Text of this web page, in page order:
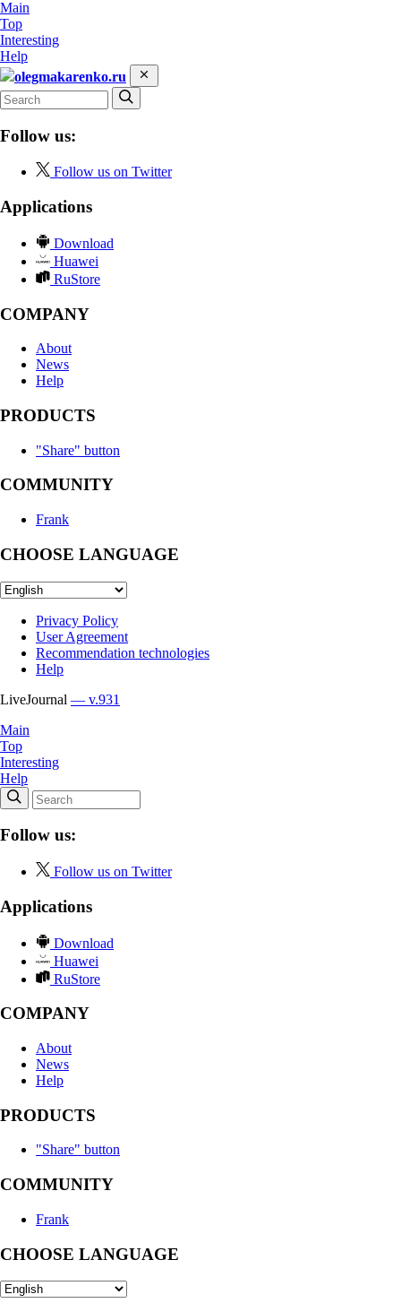
Main
Top
Interesting
Help
olegmakarenko.ru
Follow us:
Follow us on Twitter
Applications
Download
Huawei
RuStore
COMPANY
About
News
Help
PRODUCTS
"Share" button
COMMUNITY
Frank
CHOOSE LANGUAGE
Privacy Policy
User Agreement
Recommendation technologies
Help
LiveJournal — v.931
Main
Top
Interesting
Help
Follow us:
Follow us on Twitter
Applications
Download
Huawei
RuStore
COMPANY
About
News
Help
PRODUCTS
"Share" button
COMMUNITY
Frank
CHOOSE LANGUAGE